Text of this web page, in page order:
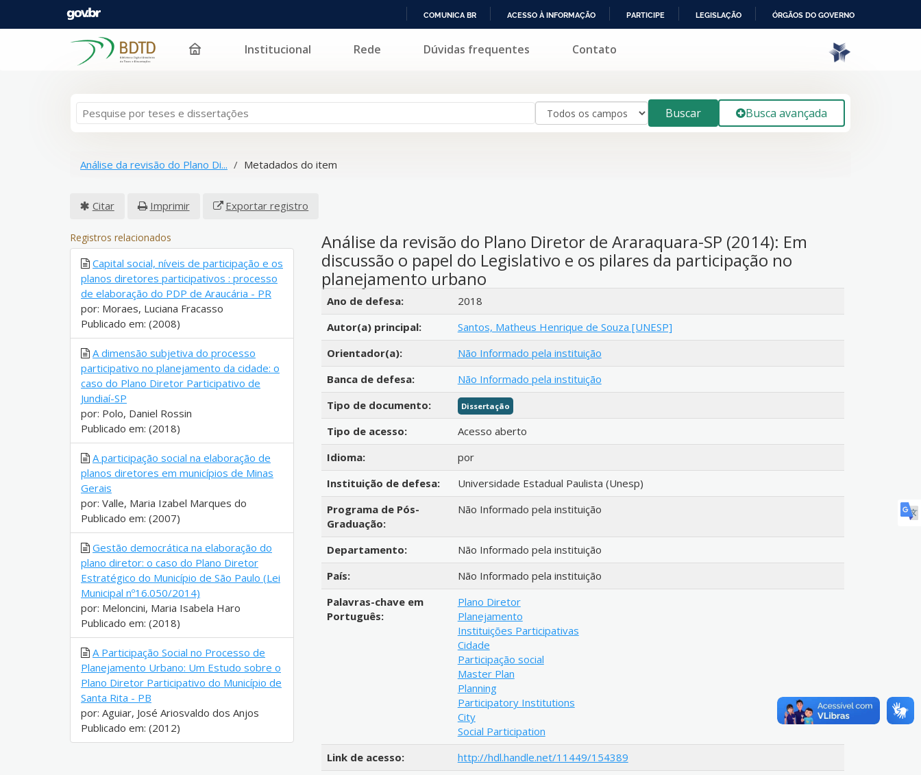
PARA
COMUNICA BR ACESSO À INFORMAÇÃO PARTICIPE LEGISLAÇÃO ÓRGÃOS DO GOVERNO
Pular para o conteúdo Institucional Rede Dúvidas frequentes Contato
Buscar Busca avançada
Análise da revisão do Plano Di... Metadados do item
Citar Imprimir Exportar registro
Análise da revisão do Plano Diretor de Araraquara-SP (2014): Em
discussão o papel do Legislativo e os pilares da participação no
planejamento urbano
Detalhes bibliográficos
Ano de defesa:
2018
Autor(a) principal:
Santos, Matheus Henrique de Souza [UNESP]
Orientador(a):
Não Informado pela instituição
Banca de defesa:
Não Informado pela instituição
Tipo de documento:
Dissertação
Tipo de acesso:
Acesso aberto
Idioma:
por
Instituição de defesa:
Universidade Estadual Paulista (Unesp)
Programa de Pós-
Graduação:
Não Informado pela instituição
Departamento:
Não Informado pela instituição
País:
Não Informado pela instituição
Palavras-chave em
Português:
Plano Diretor
Planejamento
Instituições Participativas
Cidade
Participação social
Master Plan
Planning
Participatory Institutions
City
Social Participation
Link de acesso:
http://hdl.handle.net/11449/154389
Registros relacionados
Capital social, níveis de participação e os
planos diretores participativos : processo
de elaboração do PDP de Araucária - PR
por: Moraes, Luciana Fracasso
Publicado em: (2008)
A dimensão subjetiva do processo
participativo no planejamento da cidade: o
caso do Plano Diretor Participativo de
Jundiaí-SP
por: Polo, Daniel Rossin
Publicado em: (2018)
A participação social na elaboração de
planos diretores em municípios de Minas
Gerais
por: Valle, Maria Izabel Marques do
Publicado em: (2007)
Gestão democrática na elaboração do
plano diretor: o caso do Plano Diretor
Estratégico do Município de São Paulo (Lei
Municipal nº16.050/2014)
por: Meloncini, Maria Isabela Haro
Publicado em: (2018)
A Participação Social no Processo de
Planejamento Urbano: Um Estudo sobre o
Plano Diretor Participativo do Município de
Santa Rita - PB
por: Aguiar, José Ariosvaldo dos Anjos
Publicado em: (2012)